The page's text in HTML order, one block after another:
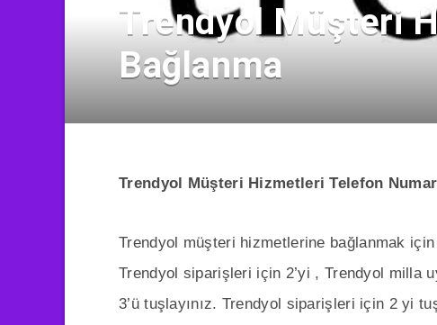
Trendyol Müşteri
Bağlanma
Trendyol Müşteri Hizmetleri Telefon
Trendyol müşteri hizmetlerine bağlanmak için
Trendyol siparişleri için 2’yi , Trendyol milla
3’ü tuşlayınız. Trendyol siparişleri için 2 yi